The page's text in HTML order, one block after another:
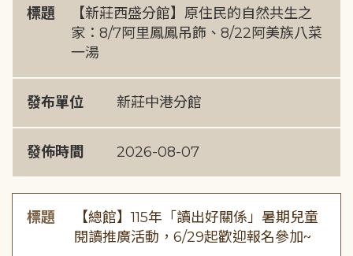
標題
【新莊西盛分館】原住民的自然共生之
家：8/7阿里鳳鳳吊飾、8/22阿美族八菜
一湯
發布單位 新莊中港分館
發佈時間 2026-08-07
標題
【總館】115年「讀出好關係」暑期兒童
閱讀推廣活動，6/29起歡迎報名參加~